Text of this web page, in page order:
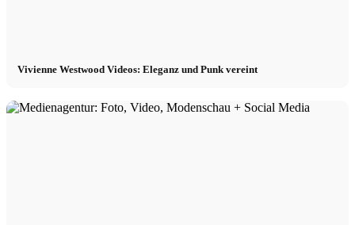
Vivienne Westwood Videos: Eleganz und Punk vereint